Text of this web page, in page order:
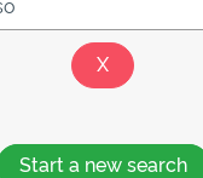
Start a new search